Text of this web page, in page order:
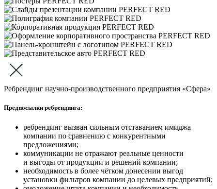
Ребрендинг научно-производственного предприятия «Сфера»
Предпосылки ребрендинга:
ребрендинг вызван сильным отставанием имиджа
компании по сравнению с конкурентными
предложениями;
коммуникации не отражают реальные ценности
и выгоды от продукции и решений компании;
необходимость в более чётком донесении выгод
установки фильтров компании до целевых предприятий;